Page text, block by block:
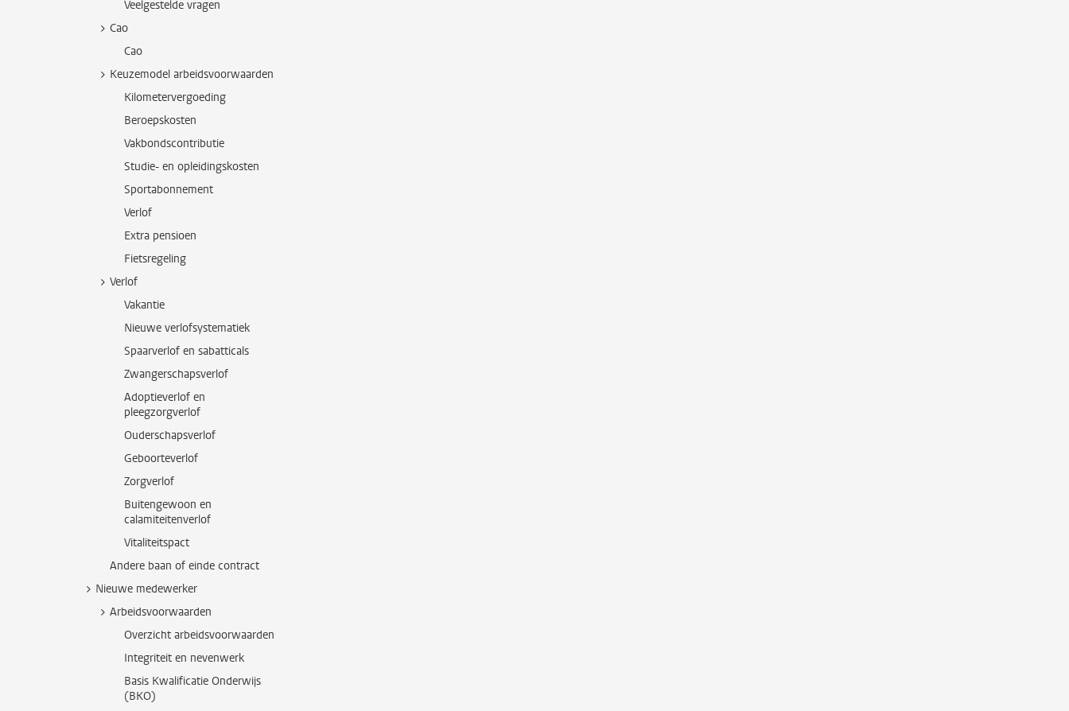
Veelgestelde vragen
Cao
Cao
Keuzemodel arbeidsvoorwaarden
Kilometervergoeding
Beroepskosten
Vakbondscontributie
Studie- en opleidingskosten
Sportabonnement
Verlof
Extra pensioen
Fietsregeling
Verlof
Vakantie
Nieuwe verlofsystematiek
Spaarverlof en sabatticals
Zwangerschapsverlof
Adoptieverlof en
pleegzorgverlof
Ouderschapsverlof
Geboorteverlof
Zorgverlof
Buitengewoon en
calamiteitenverlof
Vitaliteitspact
Andere baan of einde contract
Nieuwe medewerker
Arbeidsvoorwaarden
Overzicht arbeidsvoorwaarden
Integriteit en nevenwerk
Basis Kwalificatie Onderwijs
(BKO)